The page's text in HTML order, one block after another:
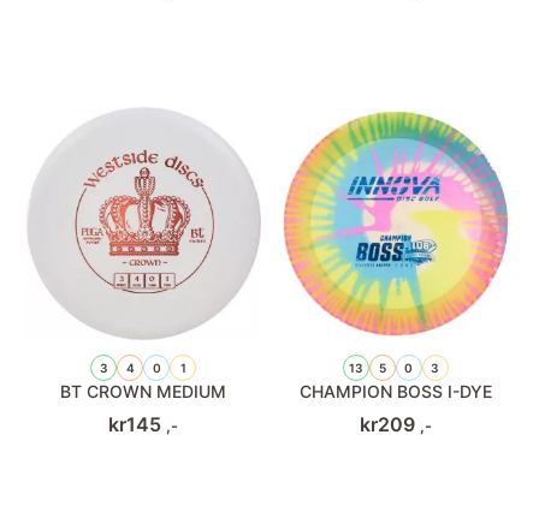
3 4 0 1
BT CROWN MEDIUM
kr145 ,-
13 5 0 3
CHAMPION BOSS I-DYE
kr209 ,-